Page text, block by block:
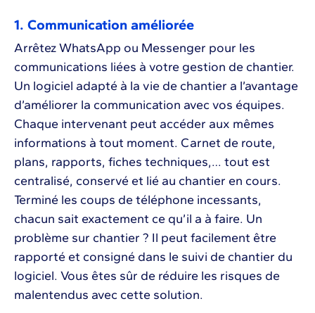
1. Communication améliorée
Arrêtez WhatsApp ou Messenger pour les
communications liées à votre gestion de chantier.
Un logiciel adapté à la vie de chantier a l’avantage
d’améliorer la communication avec vos équipes.
Chaque intervenant peut accéder aux mêmes
informations à tout moment. Carnet de route,
plans, rapports, fiches techniques,… tout est
centralisé, conservé et lié au chantier en cours.
Terminé les coups de téléphone incessants,
chacun sait exactement ce qu’il a à faire. Un
problème sur chantier ? Il peut facilement être
rapporté et consigné dans le suivi de chantier du
logiciel. Vous êtes sûr de réduire les risques de
malentendus avec cette solution.